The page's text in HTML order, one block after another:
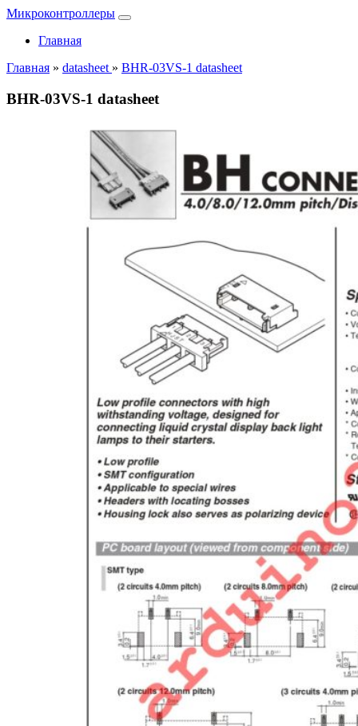
Микроконтроллеры
Главная
Главная » datasheet » BHR-03VS-1 datasheet
BHR-03VS-1 datasheet